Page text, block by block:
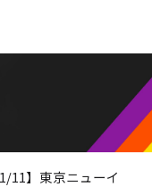
1/11】東京ニューイ